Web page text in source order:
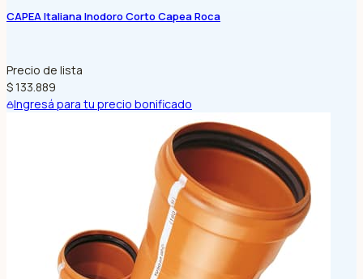
CAPEA Italiana Inodoro Corto Capea Roca
Precio de lista
$ 133.889
Ingresá para tu precio bonificado